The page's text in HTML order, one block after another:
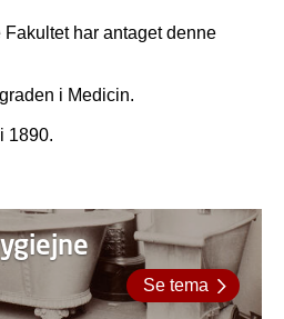
har antaget denne
i Medicin.
1890.
Se tema